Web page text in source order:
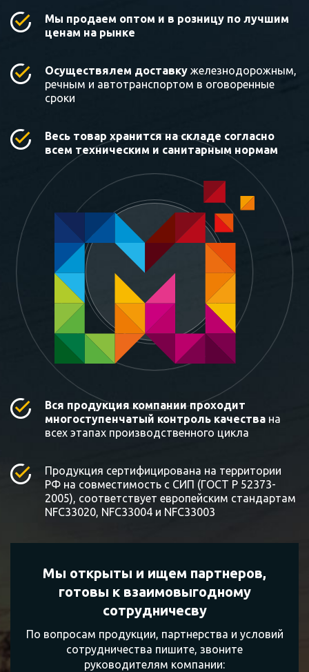
Мы продаем оптом и в розницу по лучшим
ценам на рынке
Осуществялем доставку железнодорожным,
речным и автотранспортом в оговоренные
сроки
Весь товар хранится на складе согласно
всем техническим и санитарным нормам
Вся продукция компании проходит
многоступенчатый контроль качества на
всех этапах производственного цикла
Продукция сертифицирована на территории
РФ на совместимость с СИП (ГОСТ Р 52373-
2005), соответствует европейским стандартам
NFC33020, NFC33004 и NFC33003
Мы открыты и ищем партнеров,
готовы квзаимовыгодному
сотрудничесву
По вопросам продукции, партнерства и условий
сотрудничества пишите, звоните
руководителям компании: